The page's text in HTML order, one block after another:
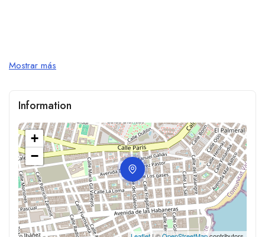
Mostrar más
Information
+
−